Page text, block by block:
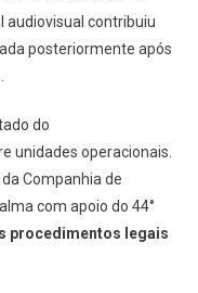
audiovisual contribuiu
posteriormente após
do
unidades operacionais.
Companhia de
com apoio do 44°
procedimentos legais